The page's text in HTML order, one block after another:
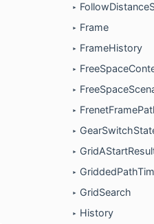
►
► Frame
► FrameHistory
►
►
►
►
►
►
► GridSearch
► History